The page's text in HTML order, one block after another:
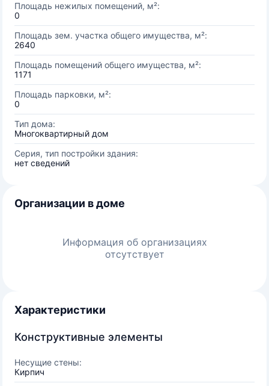
Площадь нежилых помещений, м²:
0
Площадь зем. участка общего имущества, м²:
2640
Площадь помещений общего имущества, м²:
1171
Площадь парковки, м²:
0
Тип дома:
Многоквартирный дом
Серия, тип постройки здания:
нет сведений
Организации в доме
Информация об организациях
отсутствует
Характеристики
Конструктивные элементы
Несущие стены:
Кирпич